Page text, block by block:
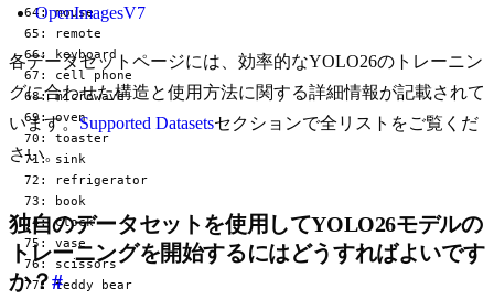
  64: mouse
  65: remote
  66: keyboard
  67: cell phone
  68: microwave
  69: oven
  70: toaster
  71: sink
  72: refrigerator
  73: book
  74: clock
  75: vase
  76: scissors
  77: teddy bear
OpenImagesV7
各データセットページには、効率的なYOLO26のトレーニン
グに合わせた構造と使用方法に関する詳細情報が記載されて
います。Supported Datasetsセクションで全リストをご覧くだ
さい。
独自のデータセットを使用してYOLO26モデルの
トレーニングを開始するにはどうすればよいです
か？#